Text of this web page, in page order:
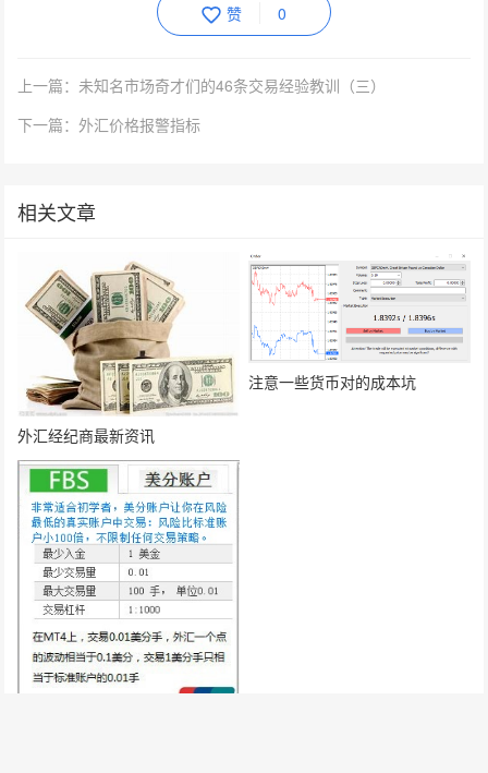
赞 0
上一篇：未知名市场奇才们的46条交易经验教训（三）
下一篇：外汇价格报警指标
相关文章
外汇经纪商最新资讯
注意一些货币对的成本坑